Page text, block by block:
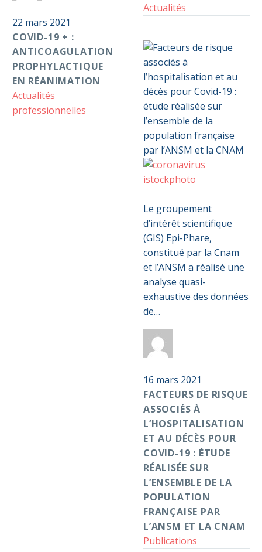
22 mars 2021
COVID-19 + :
ANTICOAGULATION
PROPHYLACTIQUE
EN RÉANIMATION
Actualités
professionnelles
Actualités
de
risque
associés
à
l’hospitalisation
et
au
décès
Covid-
19
étude
réalisée
sur
l’ensemble
de
la
population
française
par
l’ANSM
et
la
Le groupement
d’intérêt scientifique
(GIS) Epi-Phare,
constitué par la Cnam
et l’ANSM a réalisé une
analyse quasi-
exhaustive des données
de…
16 mars 2021
FACTEURS DE RISQUE
ASSOCIÉS À
L’HOSPITALISATION
ET AU DÉCÈS POUR
COVID-19 : ÉTUDE
RÉALISÉE SUR
L’ENSEMBLE DE LA
POPULATION
FRANÇAISE PAR
L’ANSM ET LA CNAM
Publications